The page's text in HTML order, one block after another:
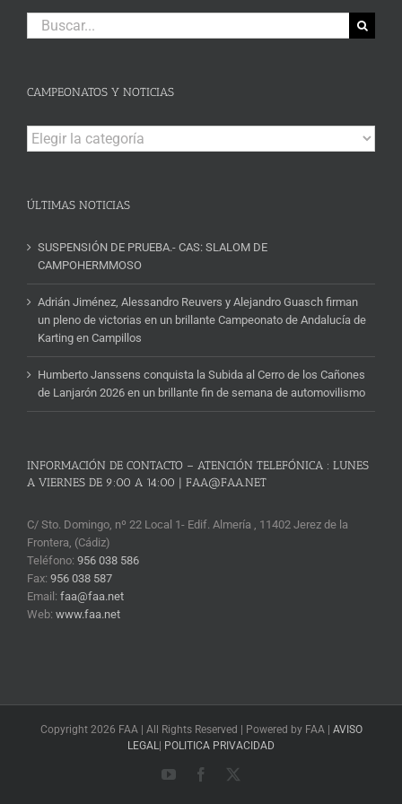
Buscar:
CAMPEONATOS Y NOTICIAS
Campeonatos
y
ÚLTIMAS NOTICIAS
SUSPENSIÓN DE PRUEBA.- CAS: SLALOM DE
CAMPOHERMMOSO
Adrián Jiménez, Alessandro Reuvers y Alejandro Guasch firman
un pleno de victorias en un brillante Campeonato de Andalucía de
Karting en Campillos
Humberto Janssens conquista la Subida al Cerro de los Cañones
de Lanjarón 2026 en un brillante fin de semana de automovilismo
INFORMACIÓN DE CONTACTO – ATENCIÓN TELEFÓNICA : LUNES
A VIERNES DE 9:00 A 14:00 | FAA@FAA.NET
C/ Sto. Domingo, nº 22 Local 1- Edif. Almería , 11402 Jerez de la
Frontera, (Cádiz)
Teléfono: 956 038 586
Fax: 956 038 587
Email: faa@faa.net
Web: www.faa.net
Copyright 2026 FAA | All Rights Reserved | Powered by FAA | AVISO
LEGAL POLITICA PRIVACIDAD
YouTubeFacebook